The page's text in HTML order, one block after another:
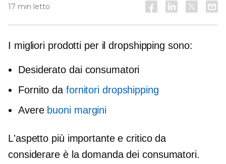
17 min letto
I migliori prodotti per il dropshipping sono:
Desiderato dai consumatori
Fornito da fornitori dropshipping
Avere buoni margini
L'aspetto più importante e critico da
considerare è la domanda dei consumatori.